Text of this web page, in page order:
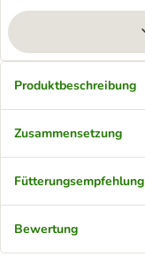
Produktbeschreibung
Zusammensetzung
Fütterungsempfehlung
Bewertung